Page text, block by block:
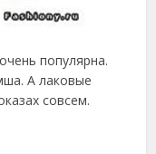
популярна.
А лаковые
совсем.